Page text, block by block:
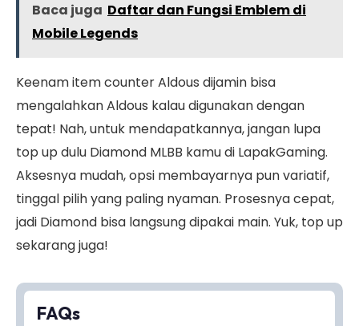
Baca juga Daftar dan Fungsi Emblem di
Mobile Legends
Keenam item counter Aldous dijamin bisa
mengalahkan Aldous kalau digunakan dengan
tepat! Nah, untuk mendapatkannya, jangan lupa
top up dulu Diamond MLBB kamu di LapakGaming.
Aksesnya mudah, opsi membayarnya pun variatif,
tinggal pilih yang paling nyaman. Prosesnya cepat,
jadi Diamond bisa langsung dipakai main. Yuk, top up
sekarang juga!
FAQs